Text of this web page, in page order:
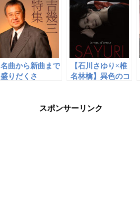
名曲から新曲まで
盛りだくさ
【石川さゆり×椎
名林檎】異色のコ
中立て」の魅力
スポンサーリンク